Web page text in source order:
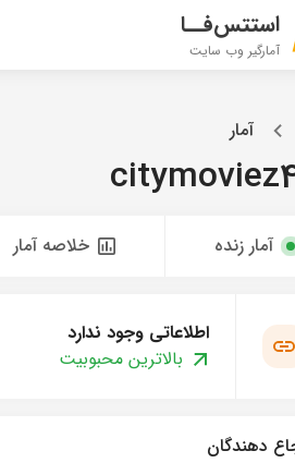
استتس‌فــا
آمارگیر وب سایت
آمار
آمار زنده خلاصه آمار
اطلاعاتی وجود ندارد
بالاترین محبوبیت
دهندگان